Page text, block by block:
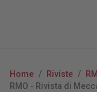
Home / Riviste /
RMO - Rivista di